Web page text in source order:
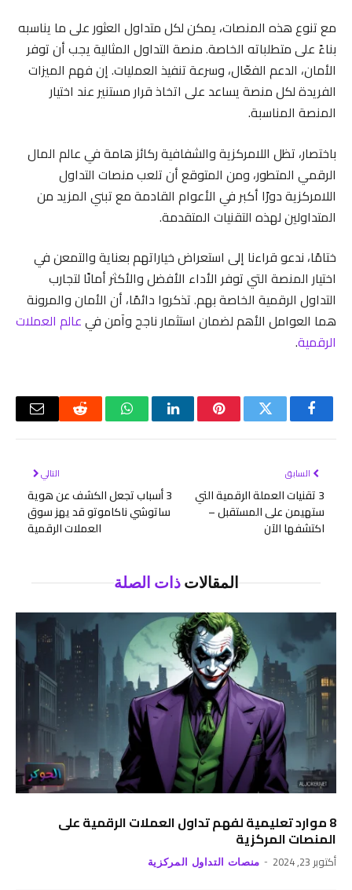
مع تنوع هذه المنصات، يمكن لكل متداول العثور على ما يناسبه
بناءً على متطلباته الخاصة. منصة التداول المثالية يجب أن توفر
الأمان، الدعم الفعّال، وسرعة تنفيذ العمليات. إن فهم الميزات
الفريدة لكل منصة يساعد على اتخاذ قرار مستنير عند اختيار
المنصة المناسبة.
باختصار، تظل اللامركزية والشفافية ركائز هامة في عالم المال
الرقمي المتطور، ومن المتوقع أن تلعب منصات التداول
اللامركزية دورًا أكبر في الأعوام القادمة مع تبني المزيد من
المتداولين لهذه التقنيات المتقدمة.
ختامًا، ندعو قراءنا إلى استعراض خياراتهم بعناية والتمعن في
اختيار المنصة التي توفر الأداء الأفضل والأكثر أمانًا لتجارب
التداول الرقمية الخاصة بهم. تذكروا دائمًا، أن الأمان والمرونة
هما العوامل الأهم لضمان استثمار ناجح وآمن فيعالم العملات
الرقمية.
فيسبوكتويتر بينتيريستلينكدإن واتسابرديت
البريد
السابق
3 تقنيات العملة الرقمية التي
ستهيمن على المستقبل –
اكتشفها الآن
التالي
3 أسباب تجعل الكشف عن هوية
ساتوشي ناكاموتو قد يهز سوق
العملات الرقمية
المقالاتذات الصلة
8 موارد تعليمية لفهم تداول العملات الرقمية على
المنصات المركزية
أكتوبر 23, 2024 منصات التداول المركزية